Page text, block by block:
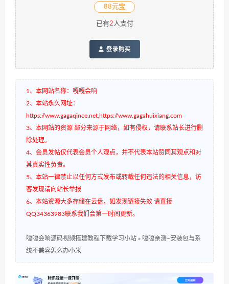
88元宝
已有2人支付
登录购买
1、本网站名称：嘎嘎会响
2、本站永久网址：
https://www.gagaqince.net,https://www.gagahuixiang.com
3、本网站的资源 部分来源于网络，如有侵权，请联系站长进行删
除处理。
4、会员发帖仅代表会员个人观点，并不代表本站赞同其观点和对
其真实性负责。
5、本站一律禁止以任何方式发布或转载任何违法的相关信息，访
客发现请向站长举报
6、本站资源大多存储在云盘，如发现链接失效 请直接
QQ34363983联系我们会第一时间更新。
嘎嘎会响源码视频搭建教程下载学习小站 » 嘎嘎亲测–安装包与系
统不兼容怎么办小米